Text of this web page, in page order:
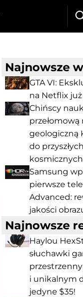
Najnowsze
GTA VI:
na Netflix
Chińscy
przełomową
geologiczną
do
Samsung
pierwsze
Advanced:
jakości
Najnowsze
Haylou
słuchawki
i unikalnym
jedyne $35!